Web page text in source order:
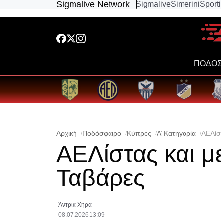
Sigmalive Network SigmaliveSimerini
Αρχική Ποδόσφαιρο Κύπρος Α’ Κατηγορία
ΑΕΛίστας και
Ταβάρες
Άντρια Χήρα
08.07.2026 13:09